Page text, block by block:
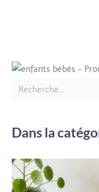
Dans la